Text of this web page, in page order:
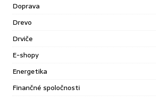
Doprava
Drevo
Drviče
E-shopy
Energetika
Finančné spoločnosti